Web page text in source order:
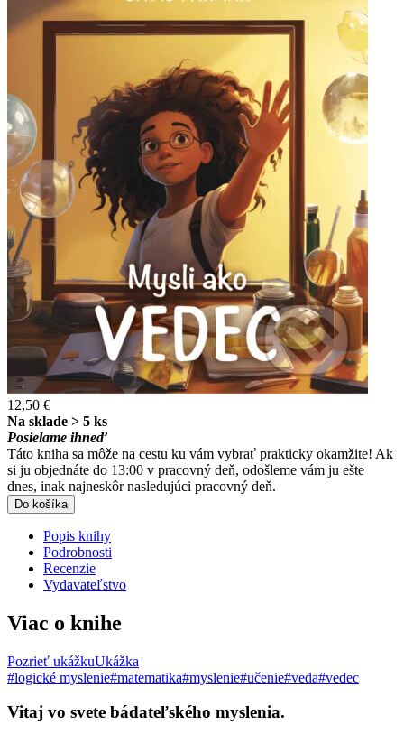
12,50 €
Na sklade > 5 ks
Posielame ihneď
Táto kniha sa môže na cestu ku vám vybrať prakticky okamžite! Ak
si ju objednáte do 13:00 v pracovný deň, odošleme vám ju ešte
dnes, inak najneskôr nasledujúci pracovný deň.
Do košíka
Popis knihy
Podrobnosti
Recenzie
Vydavateľstvo
Viac o knihe
Pozrieť ukážkuUkážka
#logické myslenie#matematika#myslenie#učenie#veda#vedec
Vitaj vo svete bádateľského myslenia.